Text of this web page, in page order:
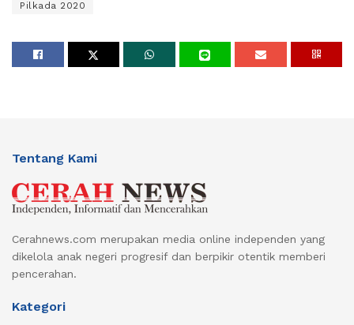
Pilkada 2020
Tentang Kami
Cerahnews.com merupakan media online independen yang
dikelola anak negeri progresif dan berpikir otentik memberi
pencerahan.
Kategori